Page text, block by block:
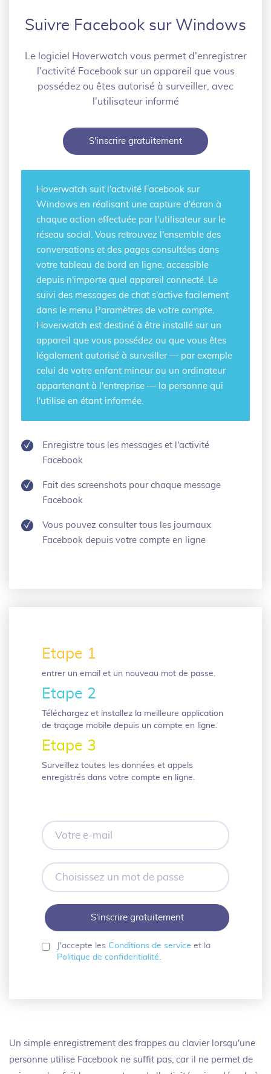
Suivre Facebook sur Windows
Le logiciel Hoverwatch vous permet d'enregistrer
l'activité Facebook sur un appareil que vous
possédez ou êtes autorisé à surveiller, avec
l'utilisateur informé
S'inscrire gratuitement
Hoverwatch suit l'activité Facebook sur
Windows en réalisant une capture d'écran à
chaque action effectuée par l'utilisateur sur le
réseau social. Vous retrouvez l'ensemble des
conversations et des pages consultées dans
votre tableau de bord en ligne, accessible
depuis n'importe quel appareil connecté. Le
suivi des messages de chat s'active facilement
dans le menu Paramètres de votre compte.
Hoverwatch est destiné à être installé sur un
appareil que vous possédez ou que vous êtes
légalement autorisé à surveiller — par exemple
celui de votre enfant mineur ou un ordinateur
appartenant à l'entreprise — la personne qui
l'utilise en étant informée.
Enregistre tous les messages et l'activité
Facebook
Fait des screenshots pour chaque message
Facebook
Vous pouvez consulter tous les journaux
Facebook depuis votre compte en ligne
Etape 1
entrer un email et un nouveau mot de passe.
Etape 2
Téléchargez et installez la meilleure application
de traçage mobile depuis un compte en ligne.
Etape 3
Surveillez toutes les données et appels
enregistrés dans votre compte en ligne.
Votre
e-
mail
Choisissez
un
mot
de
passe
J'accepte les Conditions de service et la
Politique de confidentialité
Un simple enregistrement des frappes au clavier lorsqu'une
personne utilise Facebook ne suffit pas, car il ne permet de